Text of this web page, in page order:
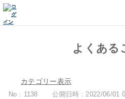
よくある
カテゴリー表示
No : 1138 公開日時 : 2022/06/01